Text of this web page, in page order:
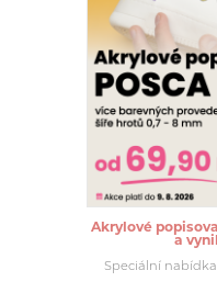
Akrylové
a
Speciální nabídka